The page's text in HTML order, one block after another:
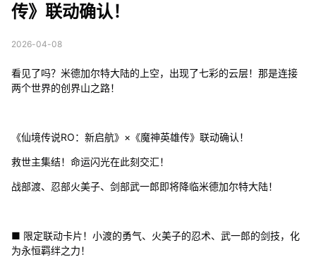
传》联动确认！
2026-04-08
看见了吗？米德加尔特大陆的上空，出现了七彩的云层！那是连接
两个世界的创界山之路！
《仙境传说RO：新启航》×《魔神英雄传》联动确认！
救世主集结！命运闪光在此刻交汇！
战部渡、忍部火美子、剑部武一郎即将降临米德加尔特大陆！
■ 限定联动卡片！小渡的勇气、火美子的忍术、武一郎的剑技，化
为永恒羁绊之力！